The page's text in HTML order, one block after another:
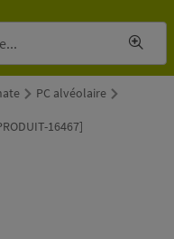
PC alvéolaire
16467]